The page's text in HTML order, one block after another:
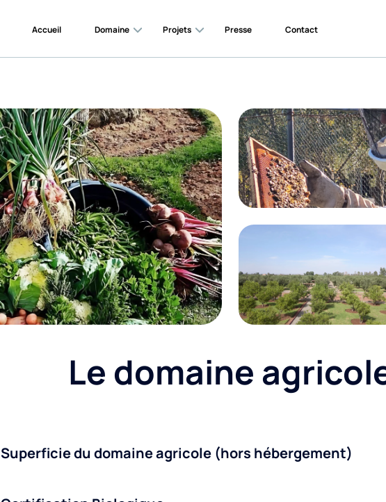
Accueil Domaine Projets Presse Contact
Le domaine
Superficie du domaine agricole (hors hébergement)